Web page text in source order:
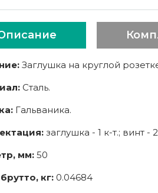
Заглушка на круглой
Сталь.
Гальваника.
заглушка - 1 к-т.; винт -
мм: 50
кг: 0.04684